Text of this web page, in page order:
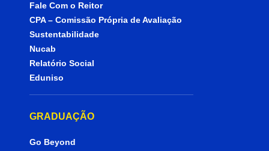
Fale Com o Reitor
CPA – Comissão Própria de Avaliação
Sustentabilidade
Nucab
Relatório Social
Eduniso
GRADUAÇÃO
Go Beyond